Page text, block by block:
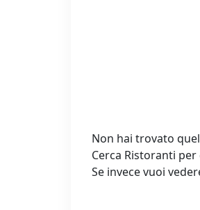
Non hai trovato
Cerca Ristoranti
Se invece vuoi